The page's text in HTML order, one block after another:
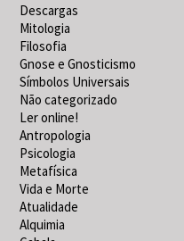
Descargas
Mitologia
Filosofia
Gnose e Gnosticismo
Símbolos Universais
Não categorizado
Ler online!
Antropologia
Psicologia
Metafísica
Vida e Morte
Atualidade
Alquimia